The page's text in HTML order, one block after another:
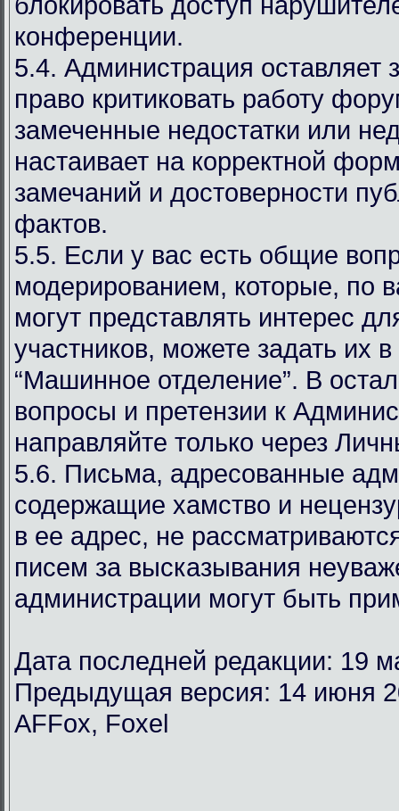
конференции.
5.4. Администрация оставляет
право критиковать работу
замеченные недостатки или
настаивает на корректной
замечаний и достоверности
фактов.
5.5. Если у вас есть общие
модерированием, которые, по
могут представлять интерес
участников, можете задать их
“Машинное отделение”. В
вопросы и претензии к
направляйте только через
5.6. Письма, адресованные
содержащие хамство и
в ее адрес, не
писем за высказывания
администрации могут быть
Дата последней редакции: 19
Предыдущая версия: 14 июня
AFFox, Foxel